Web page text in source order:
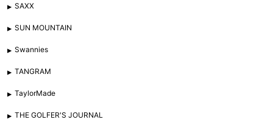
SAXX
SUN MOUNTAIN
Swannies
TANGRAM
TaylorMade
THE GOLFER'S JOURNAL